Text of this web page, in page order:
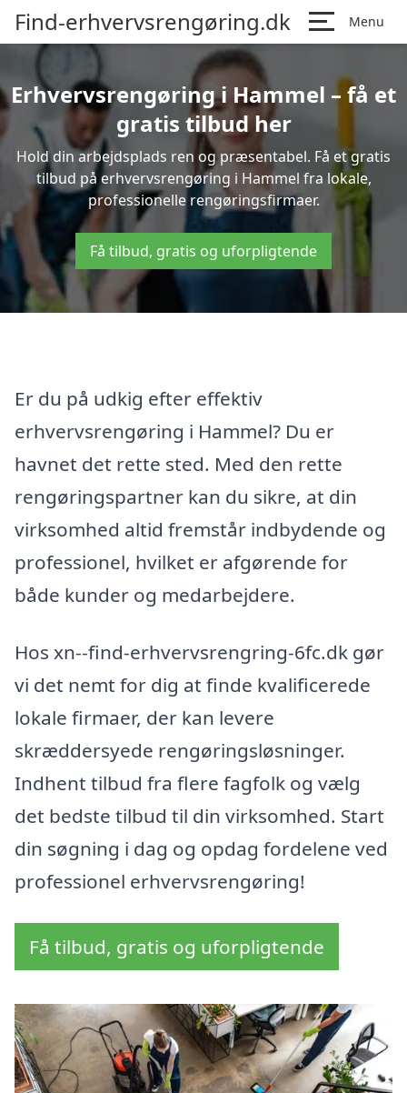
Find-erhvervsrengøring.dk Menu
Erhvervsrengøring i Hammel – få et
gratis tilbud her
Hold din arbejdsplads ren og præsentabel. Få et gratis
tilbud på erhvervsrengøring i Hammel fra lokale,
professionelle rengøringsfirmaer.
Få tilbud, gratis og uforpligtende
Er du på udkig efter effektiv
erhvervsrengøring i Hammel? Du er
havnet det rette sted. Med den rette
rengøringspartner kan du sikre, at din
virksomhed altid fremstår indbydende og
professionel, hvilket er afgørende for
både kunder og medarbejdere.
Hos xn--find-erhvervsrengring-6fc.dk gør
vi det nemt for dig at finde kvalificerede
lokale firmaer, der kan levere
skræddersyede rengøringsløsninger.
Indhent tilbud fra flere fagfolk og vælg
det bedste tilbud til din virksomhed. Start
din søgning i dag og opdag fordelene ved
professionel erhvervsrengøring!
Få tilbud, gratis og uforpligtende